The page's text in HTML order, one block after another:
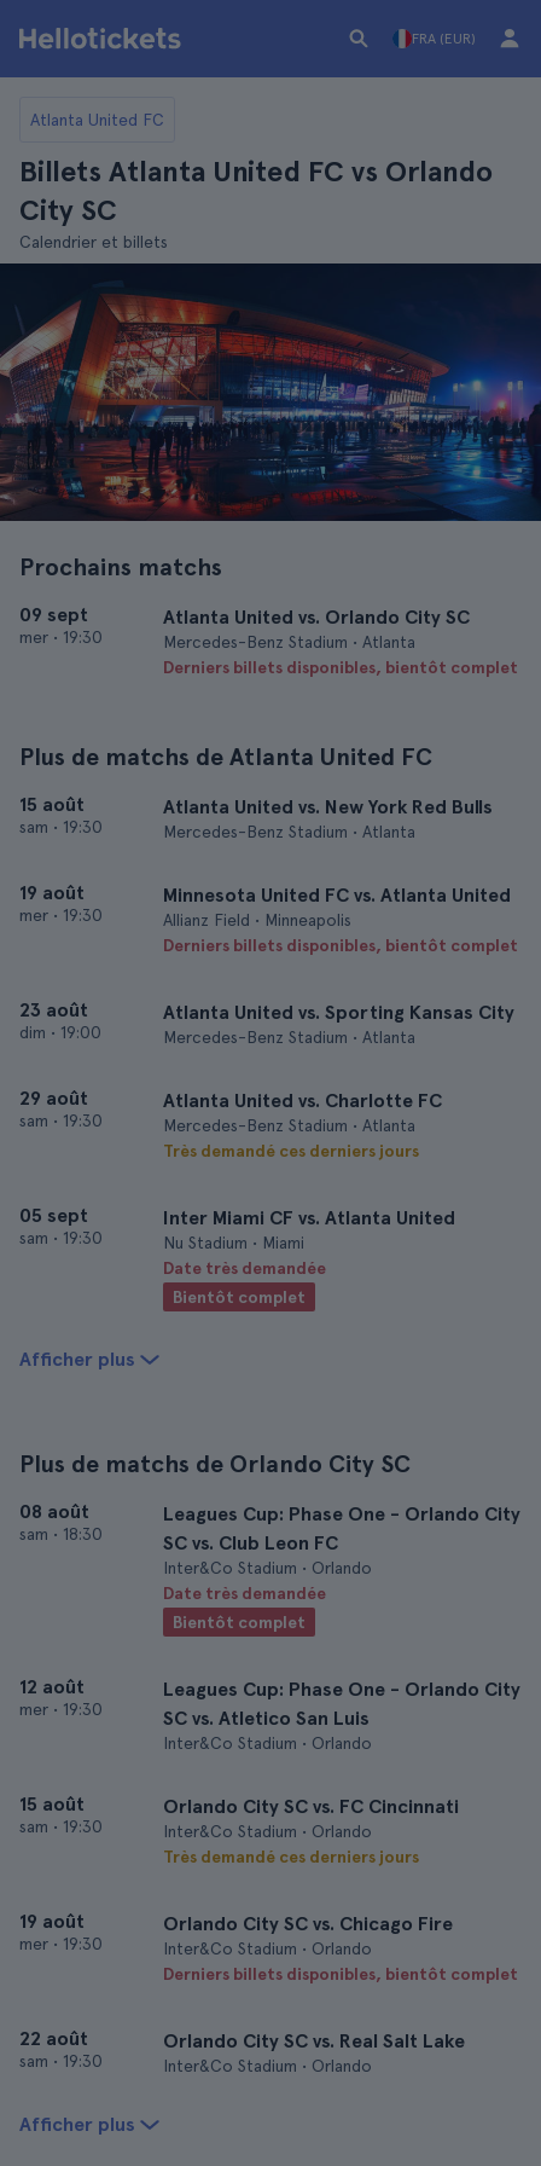
FRA (EUR)
Atlanta United FC
Billets Atlanta United FC vs Orlando
City SC
Calendrier et billets
Prochains matchs
09 sept
mer • 19:30
Atlanta United vs. Orlando City SC
Mercedes-Benz Stadium • Atlanta
Derniers billets disponibles, bientôt complet
Plus de matchs de Atlanta United FC
15 août
sam • 19:30
Atlanta United vs. New York Red Bulls
Mercedes-Benz Stadium • Atlanta
19 août
mer • 19:30
Minnesota United FC vs. Atlanta United
Allianz Field • Minneapolis
Derniers billets disponibles, bientôt complet
23 août
dim • 19:00
Atlanta United vs. Sporting Kansas City
Mercedes-Benz Stadium • Atlanta
29 août
sam • 19:30
Atlanta United vs. Charlotte FC
Mercedes-Benz Stadium • Atlanta
Très demandé ces derniers jours
05 sept
sam • 19:30
Inter Miami CF vs. Atlanta United
Nu Stadium • Miami
Date très demandée
Bientôt complet
Afficher plus
Plus de matchs de Orlando City SC
08 août
sam • 18:30
Leagues Cup: Phase One - Orlando City
SC vs. Club Leon FC
Inter&Co Stadium • Orlando
Date très demandée
Bientôt complet
12 août
mer • 19:30
Leagues Cup: Phase One - Orlando City
SC vs. Atletico San Luis
Inter&Co Stadium • Orlando
15 août
sam • 19:30
Orlando City SC vs. FC Cincinnati
Inter&Co Stadium • Orlando
Très demandé ces derniers jours
19 août
mer • 19:30
Orlando City SC vs. Chicago Fire
Inter&Co Stadium • Orlando
Derniers billets disponibles, bientôt complet
22 août
sam • 19:30
Orlando City SC vs. Real Salt Lake
Inter&Co Stadium • Orlando
Afficher plus